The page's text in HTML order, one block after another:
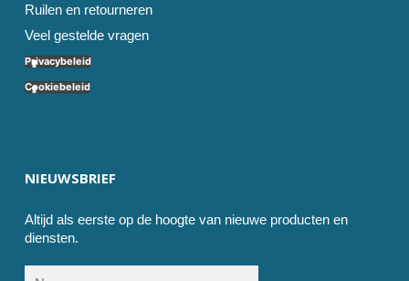
Ruilen en retourneren
Veel gestelde vragen
Privacybeleid
Cookiebeleid
NIEUWSBRIEF
Altijd als eerste op de hoogte van nieuwe producten en
diensten.